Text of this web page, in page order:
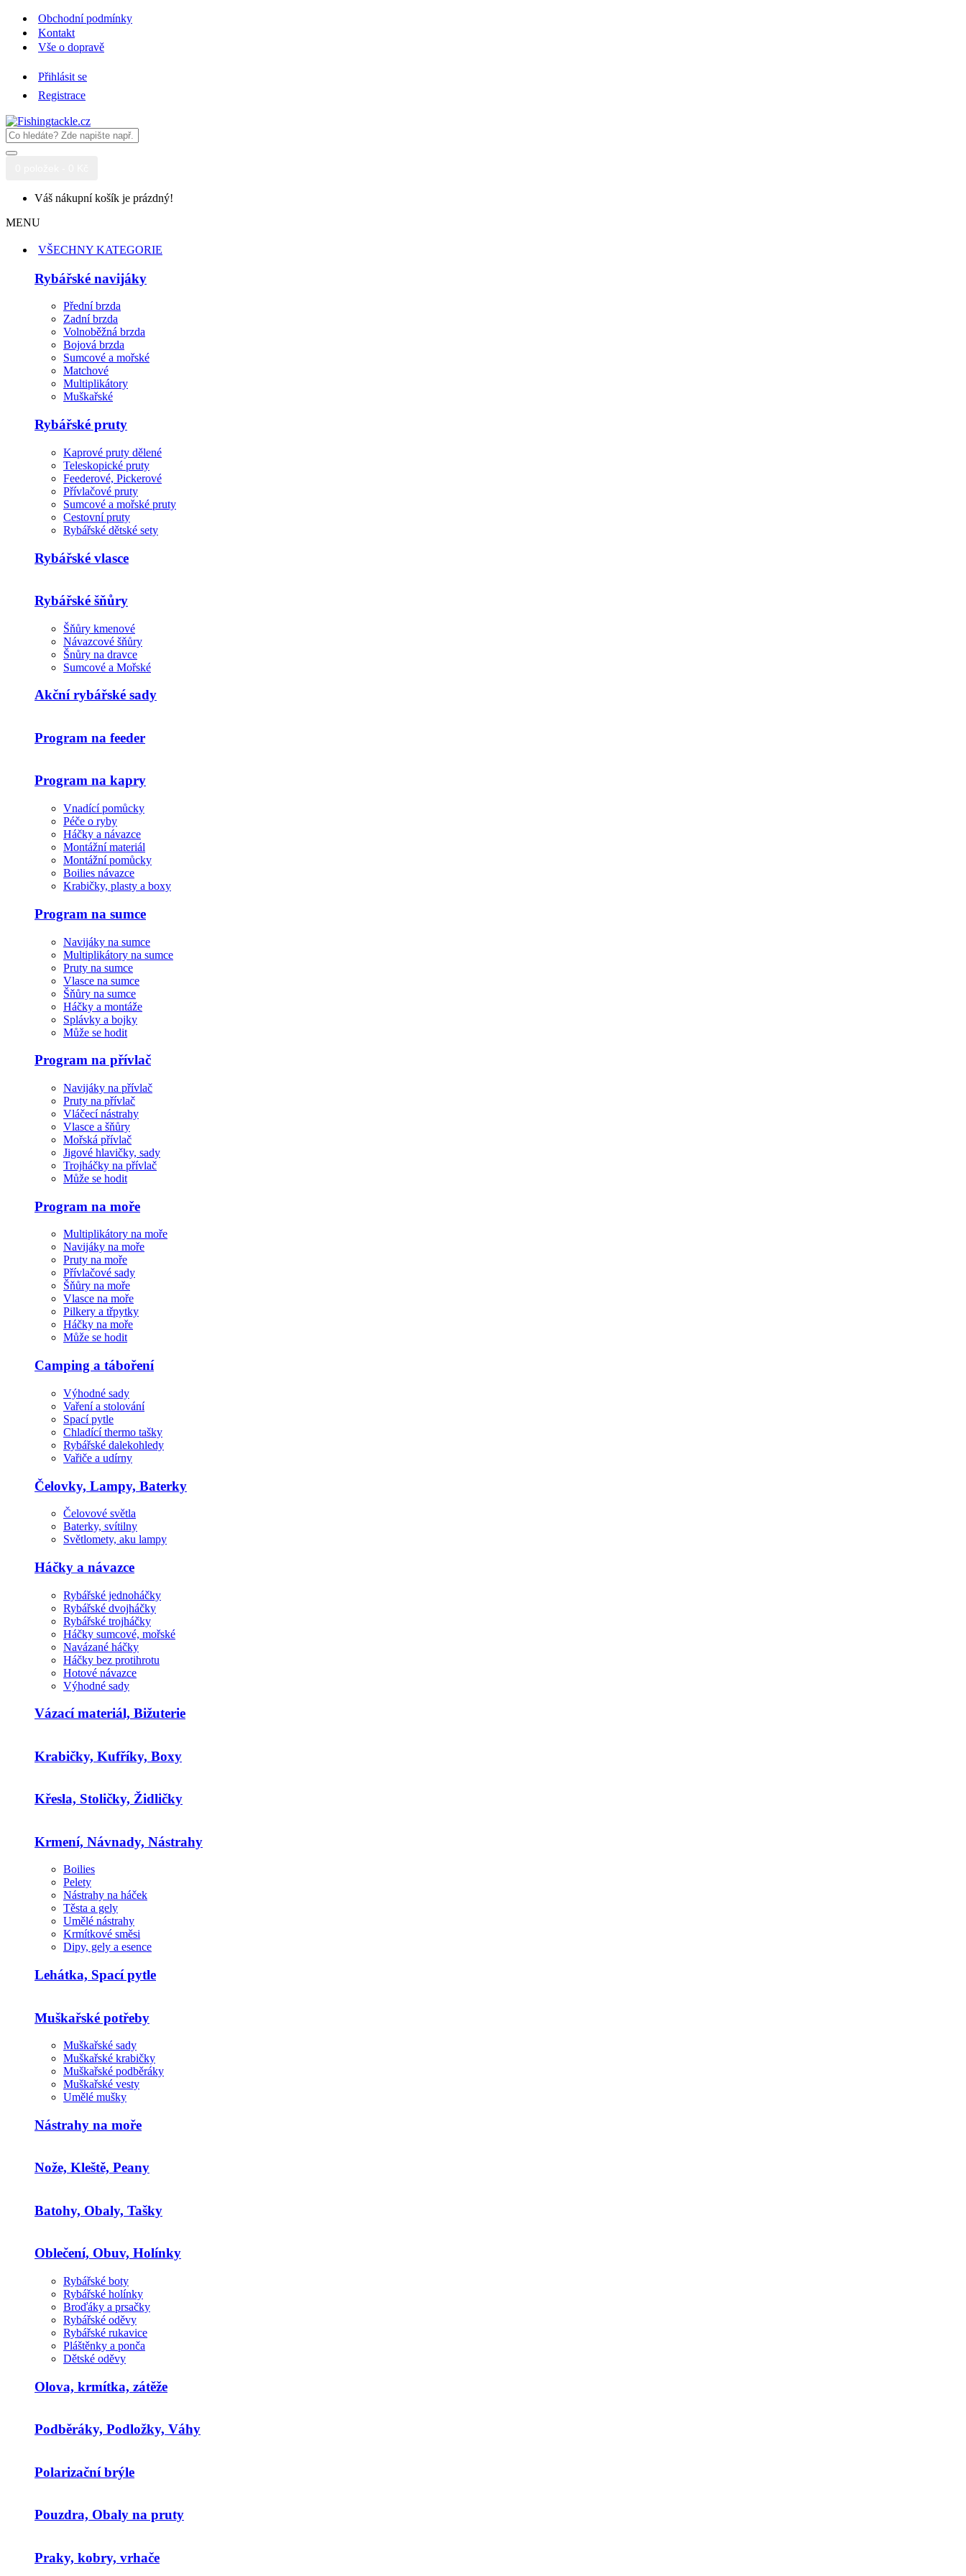
Obchodní podmínky
Kontakt
Vše o dopravě
Přihlásit se
Registrace
Váš nákupní košík je prázdný!
MENU
VŠECHNY KATEGORIE
Rybářské navijáky
Přední brzda
Zadní brzda
Volnoběžná brzda
Bojová brzda
Sumcové a mořské
Matchové
Multiplikátory
Muškařské
Rybářské pruty
Kaprové pruty dělené
Teleskopické pruty
Feederové, Pickerové
Přívlačové pruty
Sumcové a mořské pruty
Cestovní pruty
Rybářské dětské sety
Rybářské vlasce
Rybářské šňůry
Šňůry kmenové
Návazcové šňůry
Šnůry na dravce
Sumcové a Mořské
Akční rybářské sady
Program na feeder
Program na kapry
Vnadící pomůcky
Péče o ryby
Háčky a návazce
Montážní materiál
Montážní pomůcky
Boilies návazce
Krabičky, plasty a boxy
Program na sumce
Navijáky na sumce
Multiplikátory na sumce
Pruty na sumce
Vlasce na sumce
Šňůry na sumce
Háčky a montáže
Splávky a bojky
Může se hodit
Program na přívlač
Navijáky na přívlač
Pruty na přívlač
Vláčecí nástrahy
Vlasce a šňůry
Mořská přívlač
Jigové hlavičky, sady
Trojháčky na přívlač
Může se hodit
Program na moře
Multiplikátory na moře
Navijáky na moře
Pruty na moře
Přívlačové sady
Šňůry na moře
Vlasce na moře
Pilkery a třpytky
Háčky na moře
Může se hodit
Camping a táboření
Výhodné sady
Vaření a stolování
Spací pytle
Chladící thermo tašky
Rybářské dalekohledy
Vařiče a udírny
Čelovky, Lampy, Baterky
Čelovové světla
Baterky, svítilny
Světlomety, aku lampy
Háčky a návazce
Rybářské jednoháčky
Rybářské dvojháčky
Rybářské trojháčky
Háčky sumcové, mořské
Navázané háčky
Háčky bez protihrotu
Hotové návazce
Výhodné sady
Vázací materiál, Bižuterie
Krabičky, Kufříky, Boxy
Křesla, Stoličky, Židličky
Krmení, Návnady, Nástrahy
Boilies
Pelety
Nástrahy na háček
Těsta a gely
Umělé nástrahy
Krmítkové směsi
Dipy, gely a esence
Lehátka, Spací pytle
Muškařské potřeby
Muškařské sady
Muškařské krabičky
Muškařské podběráky
Muškařské vesty
Umělé mušky
Nástrahy na moře
Nože, Kleště, Peany
Batohy, Obaly, Tašky
Oblečení, Obuv, Holínky
Rybářské boty
Rybářské holínky
Broďáky a prsačky
Rybářské oděvy
Rybářské rukavice
Pláštěnky a ponča
Dětské oděvy
Olova, krmítka, zátěže
Podběráky, Podložky, Váhy
Polarizační brýle
Pouzdra, Obaly na pruty
Praky, kobry, vrhače